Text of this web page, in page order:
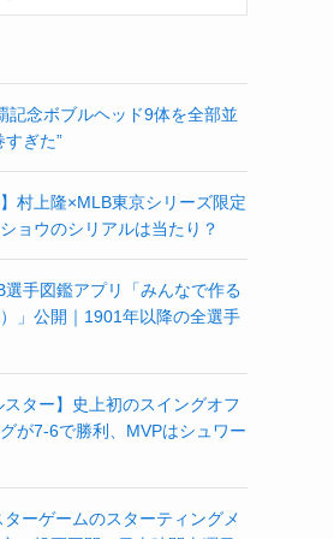
記念ボブルヘッド9体を全部並
すぎた”
】村上隆×MLB東京シリーズ限定
ョウのシリアルは当たり？
選手図鑑アプリ「みんなで作る
」公開｜1901年以降の全選手
スター】史上初のスイングオフ
が7-6で勝利、MVPはシュワー
ーゲームのスターティングメ